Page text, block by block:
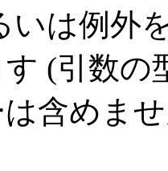
いは例外
(引数
含めま